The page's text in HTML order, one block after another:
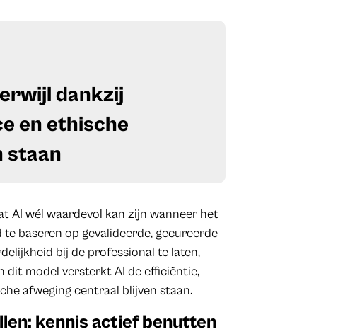
dankzij
en ethische
staan
AI wél waardevol kan zijn wanneer het
baseren op gevalideerde, gecureerde
bij de professional te laten,
dit model versterkt AI de efficiëntie,
afweging centraal blijven staan.
kennis actief benutten